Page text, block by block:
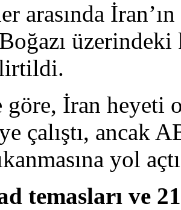
arasında
göre, İran heyeti
çalıştı, ancak
yol
temasları ve